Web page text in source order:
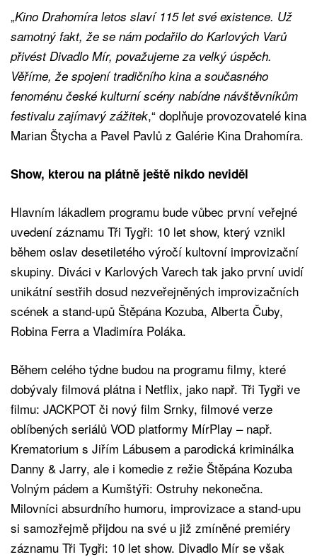
„Kino Drahomíra letos slaví 115 let své existence. Už
samotný fakt, že se nám podařilo do Karlových Varů
přivést Divadlo Mír, považujeme za velký úspěch.
Věříme, že spojení tradičního kina a současného
fenoménu české kulturní scény nabídne návštěvníkům
festivalu zajímavý zážitek,“ doplňuje provozovatelé kina
Marian Štycha a Pavel Pavlů z Galérie Kina Drahomíra.
Show, kterou na plátně ještě nikdo neviděl
Hlavním lákadlem programu bude vůbec první veřejné
uvedení záznamu Tři Tygři: 10 let show, který vznikl
během oslav desetiletého výročí kultovní improvizační
skupiny. Diváci v Karlových Varech tak jako první uvidí
unikátní sestřih dosud nezveřejněných improvizačních
scének a stand-upů Štěpána Kozuba, Alberta Čuby,
Robina Ferra a Vladimíra Poláka.
Během celého týdne budou na programu filmy, které
dobývaly filmová plátna i Netflix, jako např. Tři Tygři ve
filmu: JACKPOT či nový film Srnky, filmové verze
oblíbených seriálů VOD platformy MírPlay – např.
Krematorium s Jiřím Lábusem a parodická kriminálka
Danny & Jarry, ale i komedie z režie Štěpána Kozuba
Volným pádem a Kumštýři: Ostruhy nekonečna.
Milovníci absurdního humoru, improvizace a stand-upu
si samozřejmě přijdou na své u již zmíněné premiéry
záznamu Tři Tygři: 10 let show. Divadlo Mír se však